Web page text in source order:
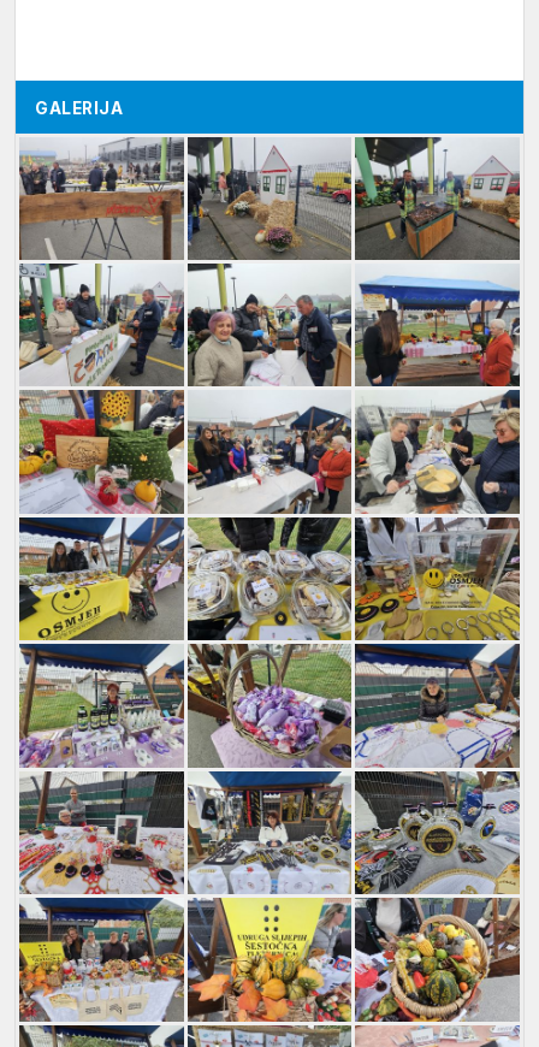
GALERIJA